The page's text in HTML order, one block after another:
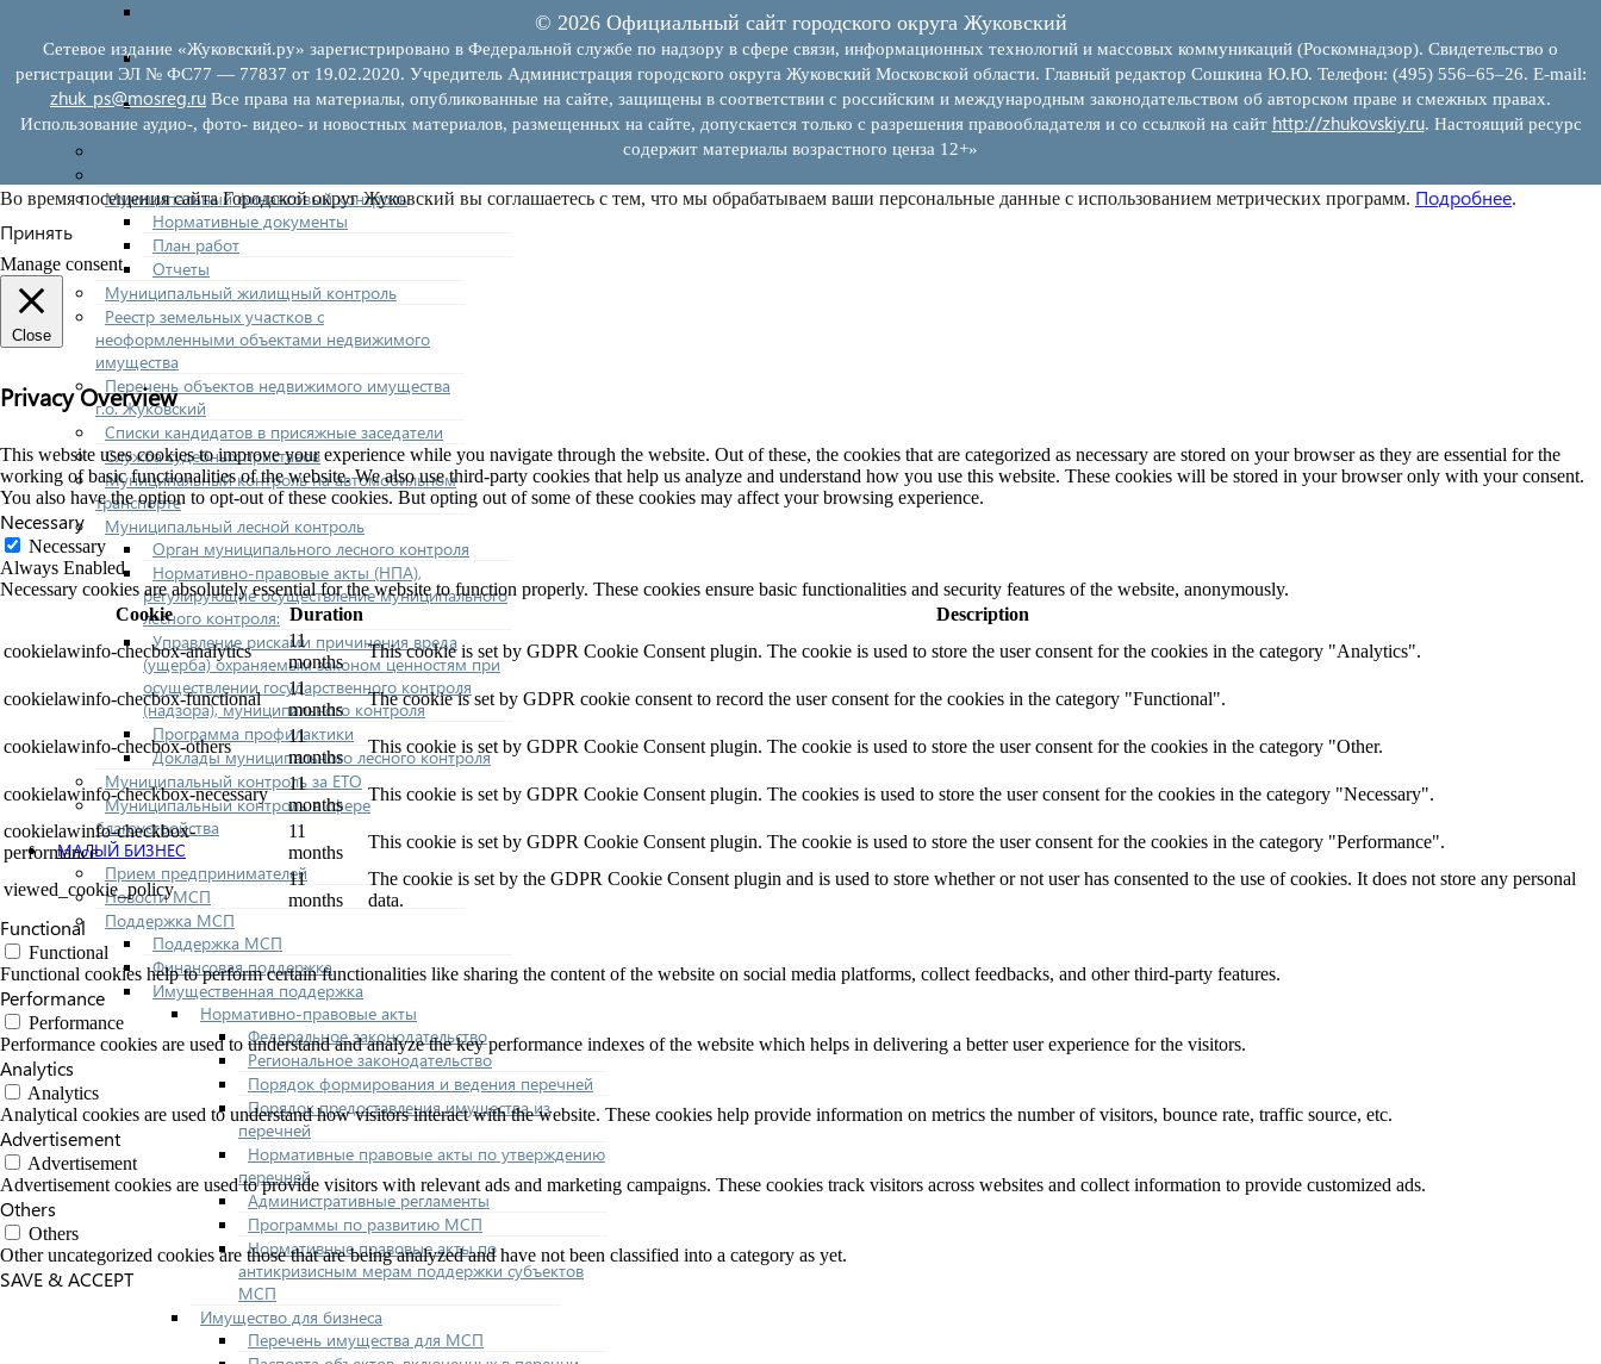
Проекты нормативно-правовых актов отдела
земельного контроля
Иные сведения о работе отдела земельного
контроля
Муниципальный финансовый контроль
Нормативные документы
План работ
Отчеты
Муниципальный жилищный контроль
Реестр земельных участков с
неоформленными объектами недвижимого
имущества
Перечень объектов недвижимого имущества
г.о. Жуковский
Списки кандидатов в присяжные заседатели
Служба судебных приставов
Муниципальный контроль на автомобильном
транспорте
Муниципальный лесной контроль
Орган муниципального лесного контроля
Нормативно-правовые акты (НПА),
регулирующие осуществление муниципального
лесного контроля:
Управление рисками причинения вреда
(ущерба) охраняемым законом ценностям при
осуществлении государственного контроля
(надзора), муниципального контроля
Программа профилактики
Доклады муниципального лесного контроля
Муниципальный контроль за ЕТО
Муниципальный контроль в сфере
благоустройства
МАЛЫЙ БИЗНЕС
Прием предпринимателей
Новости МСП
Поддержка МСП
Поддержка МСП
Финансовая поддержка
Имущественная поддержка
Нормативно-правовые акты
Федеральное законодательство
Региональное законодательство
Порядок формирования и ведения перечней
Порядок предоставления имущества из
перечней
Нормативные правовые акты по утверждению
перечней
Административные регламенты
Программы по развитию МСП
Нормативные правовые акты по
антикризисным мерам поддержки субъектов
МСП
Имущество для бизнеса
Перечень имущества для МСП
© 2026 Официальный сайт городского округа Жуковский
Сетевое издание «Жуковский.ру» зарегистрировано в Федеральной службе по надзору в сфере связи, информационных технологий и массовых коммуникаций (Роскомнадзор). Свидетельство о
регистрации ЭЛ № ФС77 — 77837 от 19.02.2020. Учредитель Администрация городского округа Жуковский Московской области. Главный редактор Сошкина Ю.Ю. Телефон: (495) 556–65–26. E‑mail:
zhuk_ps@mosreg.ru Все права на материалы, опубликованные на сайте, защищены в соответствии с российским и международным законодательством об авторском праве и смежных правах.
Использование аудио-, фото- видео- и новостных материалов, размещенных на сайте, допускается только с разрешения правообладателя и со ссылкой на сайт http://zhukovskiy.ru. Настоящий ресурс
содержит материалы возрастного ценза 12+»
Во время посещения сайта Городской округ Жуковский вы соглашаетесь с тем, что мы обрабатываем ваши персональные данные с использованием метрических программ. Подробнее.
Принять
Manage consent
Close
Privacy Overview
This website uses cookies to improve your experience while you navigate through the website. Out of these, the cookies that are categorized as necessary are stored on your browser as they are essential for the
working of basic functionalities of the website. We also use third-party cookies that help us analyze and understand how you use this website. These cookies will be stored in your browser only with your consent.
You also have the option to opt-out of these cookies. But opting out of some of these cookies may affect your browsing experience.
Necessary
Necessary
Always Enabled
Necessary cookies are absolutely essential for the website to function properly. These cookies ensure basic functionalities and security features of the website, anonymously.
Cookie
Duration
Description
cookielawinfo-checbox-analytics
11
months
This cookie is set by GDPR Cookie Consent plugin. The cookie is used to store the user consent for the cookies in the category "Analytics".
cookielawinfo-checbox-functional
11
months
The cookie is set by GDPR cookie consent to record the user consent for the cookies in the category "Functional".
cookielawinfo-checbox-others
11
months
This cookie is set by GDPR Cookie Consent plugin. The cookie is used to store the user consent for the cookies in the category "Other.
cookielawinfo-checkbox-necessary
11
months
This cookie is set by GDPR Cookie Consent plugin. The cookies is used to store the user consent for the cookies in the category "Necessary".
cookielawinfo-checkbox-
performance
11
months
This cookie is set by GDPR Cookie Consent plugin. The cookie is used to store the user consent for the cookies in the category "Performance".
viewed_cookie_policy
11
months
The cookie is set by the GDPR Cookie Consent plugin and is used to store whether or not user has consented to the use of cookies. It does not store any personal
data.
Functional
Functional
Functional cookies help to perform certain functionalities like sharing the content of the website on social media platforms, collect feedbacks, and other third-party features.
Performance
Performance
Performance cookies are used to understand and analyze the key performance indexes of the website which helps in delivering a better user experience for the visitors.
Analytics
Analytics
Analytical cookies are used to understand how visitors interact with the website. These cookies help provide information on metrics the number of visitors, bounce rate, traffic source, etc.
Advertisement
Advertisement
Advertisement cookies are used to provide visitors with relevant ads and marketing campaigns. These cookies track visitors across websites and collect information to provide customized ads.
Others
Others
Other uncategorized cookies are those that are being analyzed and have not been classified into a category as yet.
SAVE & ACCEPT